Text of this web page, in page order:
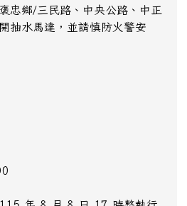
忠鄉/三民路、中央公路、中正
抽水馬達，並請慎防火警安